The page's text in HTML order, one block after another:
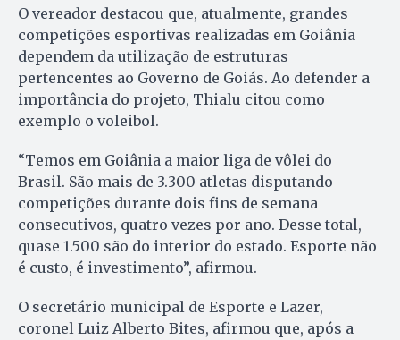
O vereador destacou que, atualmente, grandes
competições esportivas realizadas em Goiânia
dependem da utilização de estruturas
pertencentes ao Governo de Goiás. Ao defender a
importância do projeto, Thialu citou como
exemplo o voleibol.
“Temos em Goiânia a maior liga de vôlei do
Brasil. São mais de 3.300 atletas disputando
competições durante dois fins de semana
consecutivos, quatro vezes por ano. Desse total,
quase 1.500 são do interior do estado. Esporte não
é custo, é investimento”, afirmou.
O secretário municipal de Esporte e Lazer,
coronel Luiz Alberto Bites, afirmou que, após a